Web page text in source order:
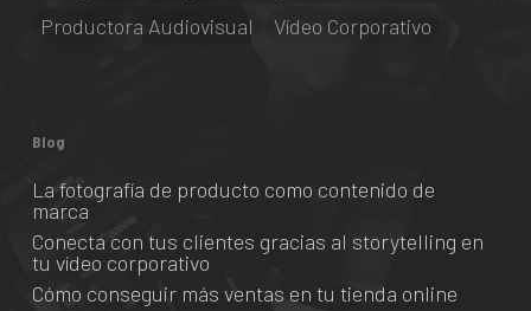
Productora Audiovisual
Vídeo Corporativo
Blog
La fotografía de producto como contenido de
marca
Conecta con tus clientes gracias al storytelling en
tu vídeo corporativo
Cómo conseguir más ventas en tu tienda online